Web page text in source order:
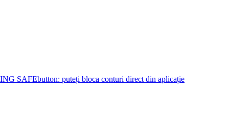
ING SAFEbutton: puteți bloca conturi direct din aplicație